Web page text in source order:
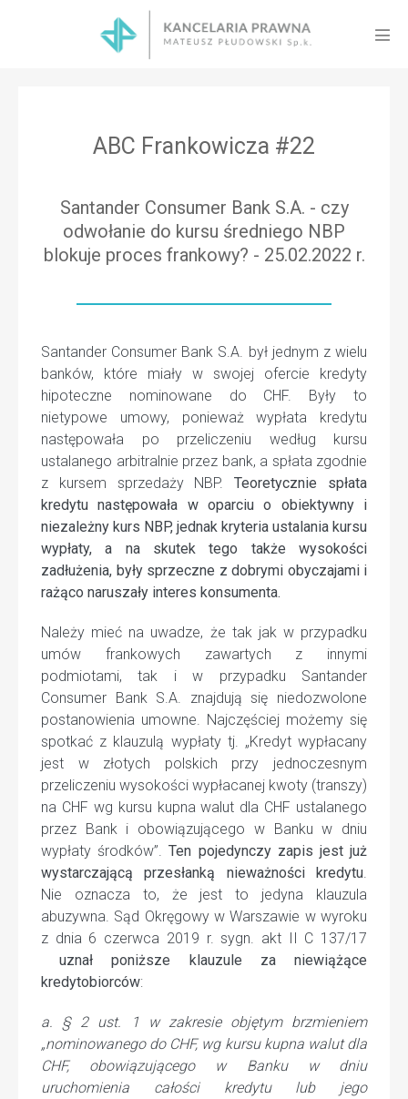
ABC Frankowicza #22
Santander Consumer Bank S.A. - czy
odwołanie do kursu średniego NBP
blokuje proces frankowy? - 25.02.2022 r.
Santander Consumer Bank S.A. był jednym z wielu
banków, które miały w swojej ofercie kredyty
hipoteczne nominowane do CHF. Były to
nietypowe umowy, ponieważ wypłata kredytu
następowała po przeliczeniu według kursu
ustalanego arbitralnie przez bank, a spłata zgodnie
z kursem sprzedaży NBP.Teoretycznie spłata
kredytu następowała w oparciu o obiektywny i
niezależny kurs NBP, jednak kryteria ustalania kursu
wypłaty, a na skutek tego także wysokości
zadłużenia, były sprzeczne z dobrymi obyczajami i
rażąco naruszały interes konsumenta.
Należy mieć na uwadze, że tak jak w przypadku
umów frankowych zawartych z innymi
podmiotami, tak i w przypadku Santander
Consumer Bank S.A. znajdują się niedozwolone
postanowienia umowne. Najczęściej możemy się
spotkać z klauzulą wypłaty tj. „Kredyt wypłacany
jest w złotych polskich przy jednoczesnym
przeliczeniu wysokości wypłacanej kwoty (transzy)
na CHF wg kursu kupna walut dla CHF ustalanego
przez Bank i obowiązującego w Banku w dniu
wypłaty środków”.Ten pojedynczy zapis jest już
wystarczającą przesłanką nieważności kredytu
Nie oznacza to, że jest to jedyna klauzula
abuzywna. Sąd Okręgowy w Warszawie w wyroku
z dnia 6 czerwca 2019 r. sygn. akt II C 137/17
uznał poniższe klauzule za niewiążące
kredytobiorców:
a. § 2 ust. 1 w zakresie objętym brzmieniem
„nominowanego do CHF, wg kursu kupna walut dla
CHF, obowiązującego w Banku w dniu
uruchomienia całości kredytu lub jego